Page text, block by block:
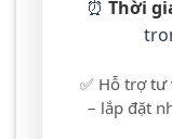
⏰ Thời
✅ Hỗ trợ tư
– lắp đặt